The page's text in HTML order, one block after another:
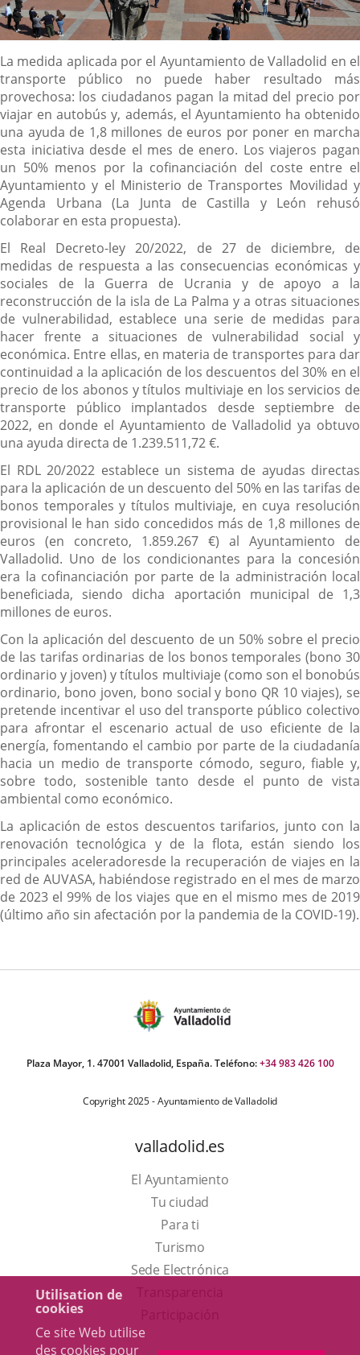
Utilisation de
cookies
Ce site Web utilise
des cookies pour
Descripción
La medida aplicada por el Ayuntamiento de Valladolid en el
transporte público no puede haber resultado más
provechosa: los ciudadanos pagan la mitad del precio por
viajar en autobús y, además, el Ayuntamiento ha obtenido
una ayuda de 1,8 millones de euros por poner en marcha
esta iniciativa desde el mes de enero. Los viajeros pagan
un 50% menos por la cofinanciación del coste entre el
Ayuntamiento y el Ministerio de Transportes Movilidad y
Agenda Urbana (La Junta de Castilla y León rehusó
colaborar en esta propuesta).
El Real Decreto-ley 20/2022, de 27 de diciembre, de
medidas de respuesta a las consecuencias económicas y
sociales de la Guerra de Ucrania y de apoyo a la
reconstrucción de la isla de La Palma y a otras situaciones
de vulnerabilidad, establece una serie de medidas para
hacer frente a situaciones de vulnerabilidad social y
económica. Entre ellas, en materia de transportes para dar
continuidad a la aplicación de los descuentos del 30% en el
precio de los abonos y títulos multiviaje en los servicios de
transporte público implantados desde septiembre de
2022, en donde el Ayuntamiento de Valladolid ya obtuvo
una ayuda directa de 1.239.511,72 €.
El RDL 20/2022 establece un sistema de ayudas directas
para la aplicación de un descuento del 50% en las tarifas de
bonos temporales y títulos multiviaje, en cuya resolución
provisional le han sido concedidos más de 1,8 millones de
euros (en concreto, 1.859.267 €) al Ayuntamiento de
Valladolid. Uno de los condicionantes para la concesión
era la cofinanciación por parte de la administración local
beneficiada, siendo dicha aportación municipal de 1,3
millones de euros.
Con la aplicación del descuento de un 50% sobre el precio
de las tarifas ordinarias de los bonos temporales (bono 30
ordinario y joven) y títulos multiviaje (como son el bonobús
ordinario, bono joven, bono social y bono QR 10 viajes), se
pretende incentivar el uso del transporte público colectivo
para afrontar el escenario actual de uso eficiente de la
energía, fomentando el cambio por parte de la ciudadanía
hacia un medio de transporte cómodo, seguro, fiable y,
sobre todo, sostenible tanto desde el punto de vista
ambiental como económico.
La aplicación de estos descuentos tarifarios, junto con la
renovación tecnológica y de la flota, están siendo los
principales aceleradoresde la recuperación de viajes en la
red de AUVASA, habiéndose registrado en el mes de marzo
de 2023 el 99% de los viajes que en el mismo mes de 2019
(último año sin afectación por la pandemia de la COVID-19).
Plaza Mayor, 1. 47001 Valladolid, España. Teléfono:+34 983 426 100
Copyright 2025 - Ayuntamiento de Valladolid
valladolid.es
El Ayuntamiento
Tu ciudad
Para ti
TurismoEste
enlace
Sede Electrónica